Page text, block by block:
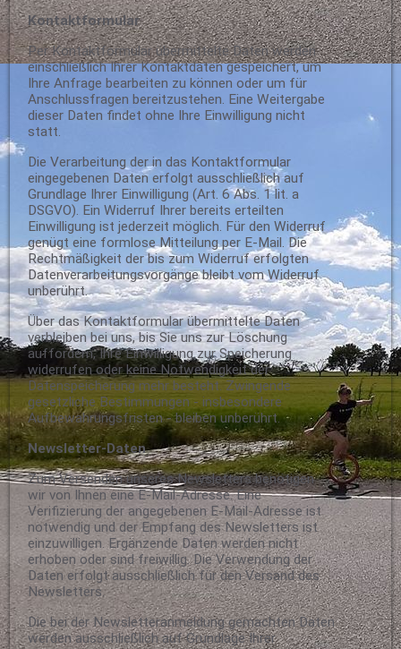
Kontaktformular
Per Kontaktformular übermittelte Daten werden
einschließlich Ihrer Kontaktdaten gespeichert, um
Ihre Anfrage bearbeiten zu können oder um für
Anschlussfragen bereitzustehen. Eine Weitergabe
dieser Daten findet ohne Ihre Einwilligung nicht
statt.
Die Verarbeitung der in das Kontaktformular
eingegebenen Daten erfolgt ausschließlich auf
Grundlage Ihrer Einwilligung (Art. 6 Abs. 1 lit. a
DSGVO). Ein Widerruf Ihrer bereits erteilten
Einwilligung ist jederzeit möglich. Für den Widerruf
genügt eine formlose Mitteilung per E-Mail. Die
Rechtmäßigkeit der bis zum Widerruf erfolgten
Datenverarbeitungsvorgänge bleibt vom Widerruf
unberührt.
Über das Kontaktformular übermittelte Daten
verbleiben bei uns, bis Sie uns zur Löschung
auffordern, Ihre Einwilligung zur Speicherung
widerrufen oder keine Notwendigkeit der
Datenspeicherung mehr besteht. Zwingende
gesetzliche Bestimmungen - insbesondere
Aufbewahrungsfristen - bleiben unberührt.
Newsletter-Daten
Zum Versenden unseres Newsletters benötigen
wir von Ihnen eine E-Mail-Adresse. Eine
Verifizierung der angegebenen E-Mail-Adresse ist
notwendig und der Empfang des Newsletters ist
einzuwilligen. Ergänzende Daten werden nicht
erhoben oder sind freiwillig. Die Verwendung der
Daten erfolgt ausschließlich für den Versand des
Newsletters.
Die bei der Newsletteranmeldung gemachten Daten
werden ausschließlich auf Grundlage Ihrer